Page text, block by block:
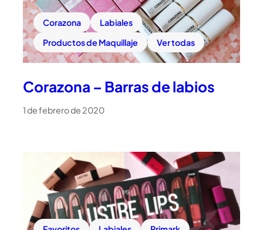
Corazona
Labiales
Productos de Maquillaje
Ver todas
Corazona – Barras de labios
1 de febrero de 2020